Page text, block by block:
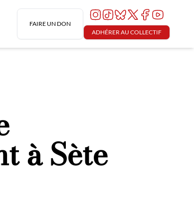
FAIRE UN DON
ADHÉRER AU COLLECTIF
à Sète